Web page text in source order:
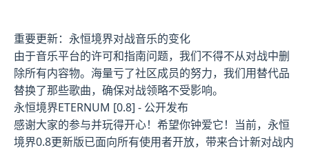
重要更新：永恒境界对战音乐的变化
由于音乐平台的许可和指南问题，我们不得不从对战中删
除所有内容物。海量亏了社区成员的努力，我们用替代品
替换了那些歌曲，确保对战领略不受影响。
永恒境界ETERNUM [0.8] - 公开发布
感谢大家的参与并玩得开心！希望你钟爱它！当前，永恒
境界0.8更新版已面向所有使用者开放，带来合计新对战内